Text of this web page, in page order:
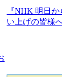
『NHK 明日
い上げの皆様